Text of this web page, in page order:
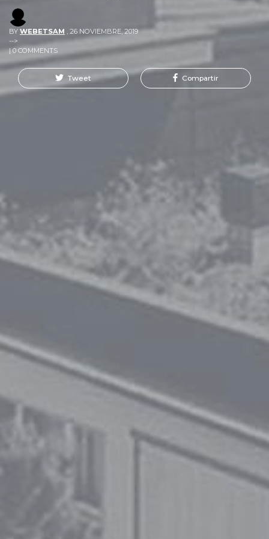
BY WEBETSAM
26 NOVIEMBRE, 2019
-->
| 0 COMMENTS
Tweet Compartir